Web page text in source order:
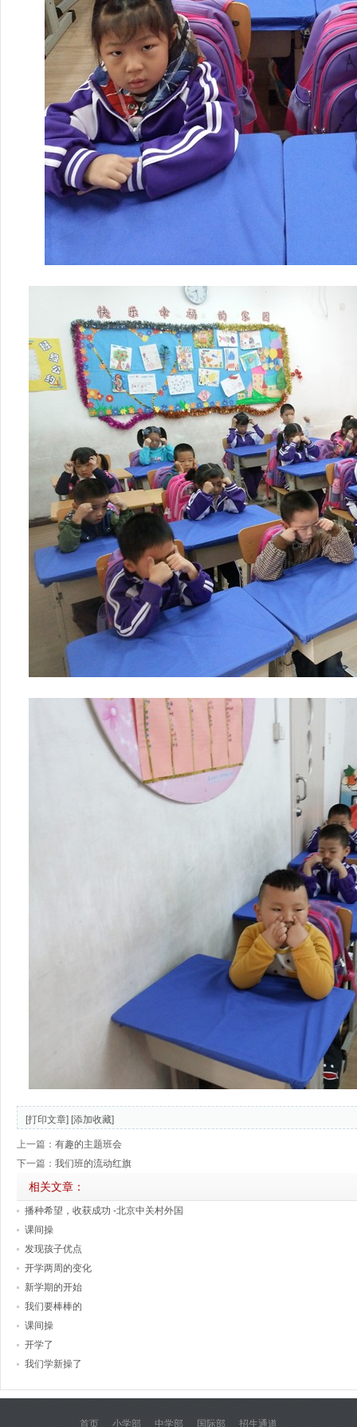
[打印文章] [添加收藏]
上一篇： 有趣的主题班会
下一篇： 我们班的流动红旗
相关文章：
播种希望，收获成功 -北京中关村外国
课间操
发现孩子优点
开学两周的变化
新学期的开始
我们要棒棒的
课间操
开学了
我们学新操了
首页 小学部 中学部 国际部 招生通道